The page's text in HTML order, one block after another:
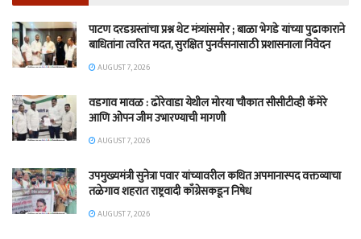
पाटण दरडग्रस्तांचा प्रश्न थेट मंत्र्यांसमोर ; बाळा भेगडे यांच्या पुढाकाराने
बाधितांना त्वरित मदत, सुरक्षित पुनर्वसनासाठी प्रशासनाला निवेदन
AUGUST 7, 2026
वडगाव मावळ : ढोरेवाडा येथील मोरया चौकात सीसीटीव्ही कॅमेरे
आणि ओपन जीम उभारण्याची मागणी
AUGUST 7, 2026
उपमुख्यमंत्री सुनेत्रा पवार यांच्यावरील कथित अपमानास्पद वक्तव्याचा
तळेगाव शहरात राष्ट्रवादी काँग्रेसकडून निषेध
AUGUST 7, 2026